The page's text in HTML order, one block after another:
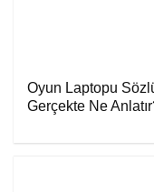
Oyun Laptopu
Gerçekte Ne